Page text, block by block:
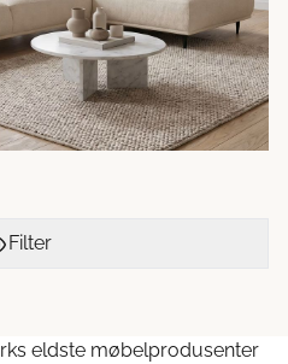
Filter
eldste møbelprodusenter